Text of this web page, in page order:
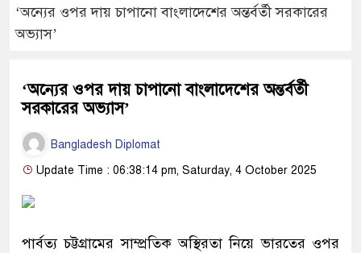
‘অন্যের ওপর দায় চাপানো বাংলাদেশের অন্তর্বর্তী সরকারের
অভ্যাস’
‘অন্যের ওপর দায় চাপানো বাংলাদেশের অন্তর্বর্তী
সরকারের অভ্যাস’
Bangladesh Diplomat
Update Time : 06:38:14 pm, Saturday, 4 October 2025
পার্বত্য চট্টগ্রামের সাম্প্রতিক অস্থিরতা নিয়ে ভারতের ওপর